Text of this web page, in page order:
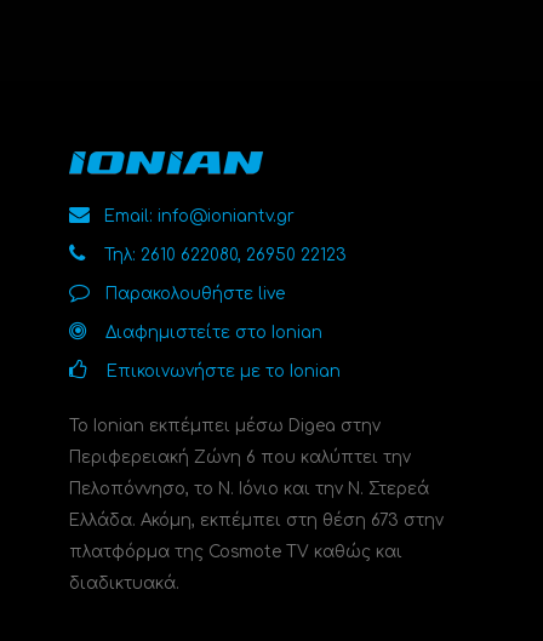
Email: info@ioniantv.gr
Τηλ: 2610 622080, 26950 22123
Παρακολουθήστε live
Διαφημιστείτε στο Ionian
Επικοινωνήστε με το Ionian
Το Ionian εκπέμπει μέσω Digea στην
Περιφερειακή Ζώνη 6 που καλύπτει την
Πελοπόννησο, το N. Ιόνιο και την Ν. Στερεά
Ελλάδα. Ακόμη, εκπέμπει στη θέση 673 στην
πλατφόρμα της Cosmote TV καθώς και
διαδικτυακά.